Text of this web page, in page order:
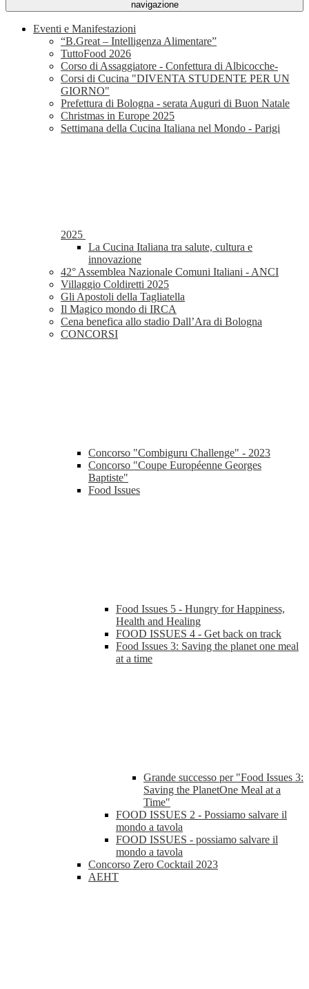
navigazione
Eventi e Manifestazioni
“B.Great – Intelligenza Alimentare”
TuttoFood 2026
Corso di Assaggiatore - Confettura di Albicocche-
Corsi di Cucina "DIVENTA STUDENTE PER UN
GIORNO"
Prefettura di Bologna - serata Auguri di Buon Natale
Christmas in Europe 2025
Settimana della Cucina Italiana nel Mondo - Parigi
2025
La Cucina Italiana tra salute, cultura e
innovazione
42° Assemblea Nazionale Comuni Italiani - ANCI
Villaggio Coldiretti 2025
Gli Apostoli della Tagliatella
Il Magico mondo di IRCA
Cena benefica allo stadio Dall’Ara di Bologna
CONCORSI
Concorso "Combiguru Challenge" - 2023
Concorso "Coupe Européenne Georges
Baptiste"
Food Issues
Food Issues 5 - Hungry for Happiness,
Health and Healing
FOOD ISSUES 4 - Get back on track
Food Issues 3: Saving the planet one meal
at a time
Grande successo per "Food Issues 3:
Saving the PlanetOne Meal at a
Time"
FOOD ISSUES 2 - Possiamo salvare il
mondo a tavola
FOOD ISSUES - possiamo salvare il
mondo a tavola
Concorso Zero Cocktail 2023
AEHT